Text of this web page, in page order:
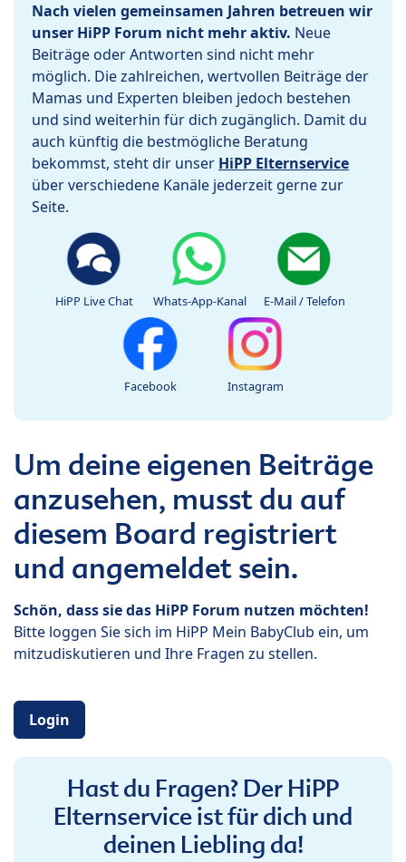
Nach vielen gemeinsamen Jahren betreuen wir
unser HiPP Forum nicht mehr aktiv. Neue
Beiträge oder Antworten sind nicht mehr
möglich. Die zahlreichen, wertvollen Beiträge der
Mamas und Experten bleiben jedoch bestehen
und sind weiterhin für dich zugänglich. Damit du
auch künftig die bestmögliche Beratung
bekommst, steht dir unser HiPP Elternservice
über verschiedene Kanäle jederzeit gerne zur
Seite.
HiPP Live Chat Whats-App-Kanal E-Mail / Telefon
Facebook Instagram
Um deine eigenen Beiträge
anzusehen, musst du auf
diesem Board registriert
und angemeldet sein.
Schön, dass sie das HiPP Forum nutzen möchten!
Bitte loggen Sie sich im HiPP Mein BabyClub ein, um
mitzudiskutieren und Ihre Fragen zu stellen.
Login
Hast du Fragen? Der HiPP
Elternservice ist für dich und
deinen Liebling da!